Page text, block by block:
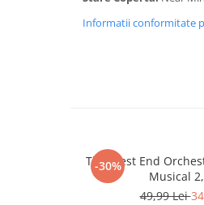
Informatii conformitate
-30%
The West End
Musical
49,99 Lei